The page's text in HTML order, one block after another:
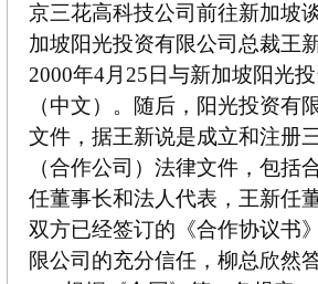
京三花高科技公司前往新加坡
加坡阳光投资有限公司总裁王
2000年4月25日与新加坡阳光
（中文）。随后，阳光投资
文件，据王新说是成立和注册
（合作公司）法律文件，包
任董事长和法人代表，王新任
双方已经签订的《合作协议书
限公司的充分信任，柳总欣然